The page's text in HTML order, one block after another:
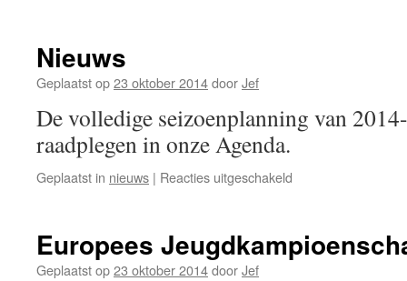
Nieuws
Geplaatst op23 oktober 2014doorJef
De volledige seizoenplanning van
raadplegen in onze Agenda.
Geplaatst in nieuws | Reacties uitgeschakeld
Europees
Geplaatst op23 oktober 2014doorJef